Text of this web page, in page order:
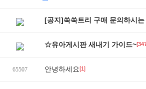
[공지]쑥쑥트리 구매 문의하시는
☆유아게시판 새내기 가이드~
65507 안녕하세요[1]